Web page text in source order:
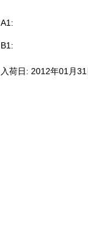
A1:
B1:
入荷日: 2012年01月31